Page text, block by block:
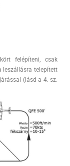
felépíteni, csak
leszállásra telepített
(lásd a 4. sz.